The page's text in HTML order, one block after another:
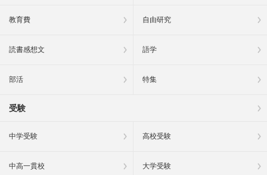
教育費 自由研究
読書感想文 語学
部活 特集
受験
中学受験 高校受験
中高一貫校 大学受験